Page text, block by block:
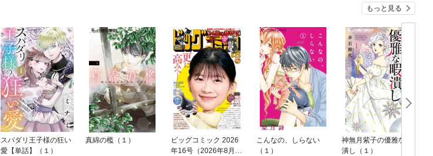
もっと見る
スパダリ王子様の狂い
愛【単話】（１）
真綿の檻（１）
ビッグコミック 2026
年16号（2026年8月7
こんなの、しらない
（１）
神無月紫子の優雅な暇
潰し（１）